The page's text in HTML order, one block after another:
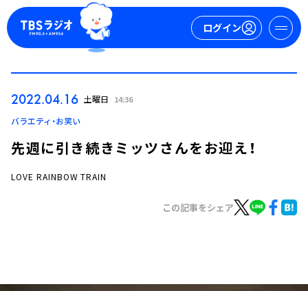
ログイン
ログイン
トピックス
2022.04.16 土曜日 14:36
バラエティ・お笑い
先週に引き続きミッツさんをお迎え！
LOVE RAINBOW TRAIN
この記事をシェア